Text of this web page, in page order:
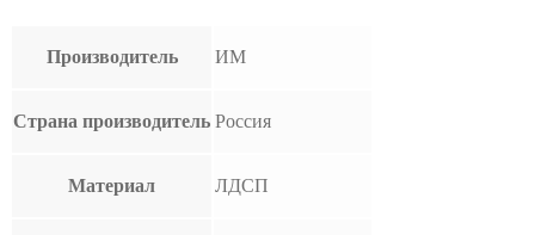
Производитель ИМ
Страна производитель Россия
Материал ЛДСП